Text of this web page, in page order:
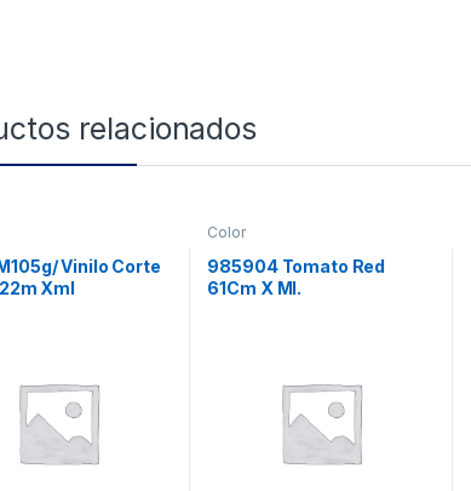
relacionados
Vinilo Corte
Xml
Color
985904 Tomato Red
61Cm X Ml.